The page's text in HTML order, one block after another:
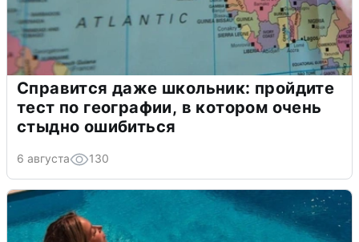
Справится даже школьник: пройдите
тест по географии, в котором очень
стыдно ошибиться
6 августа 130